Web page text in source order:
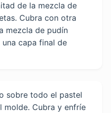
de la mezcla de
Cubra con otra
mezcla de pudín
capa final de
sobre todo el pastel
molde. Cubra y enfríe